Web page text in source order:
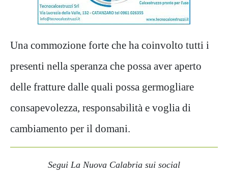
Una commozione forte che ha coinvolto tutti i
presenti nella speranza che possa aver aperto
delle fratture dalle quali possa germogliare
consapevolezza, responsabilità e voglia di
cambiamento per il domani.
Segui La Nuova Calabria sui social